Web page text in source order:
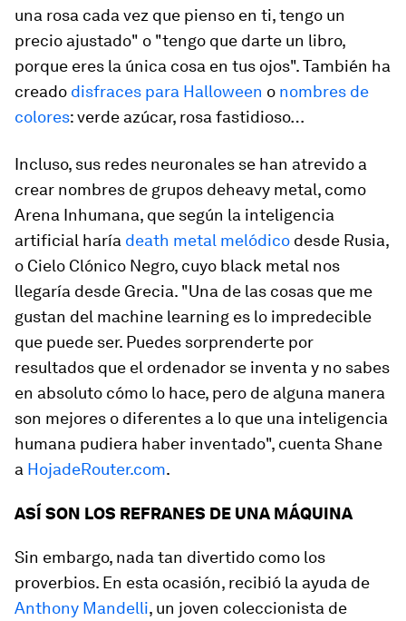
una rosa cada vez que pienso en ti, tengo un
precio ajustado" o "tengo que darte un libro,
porque eres la única cosa en tus ojos". También ha
creado disfraces para Halloween o nombres de
colores: verde azúcar, rosa fastidioso…
Incluso, sus redes neuronales se han atrevido a
crear nombres de grupos deheavy metal, como
Arena Inhumana, que según la inteligencia
artificial haría death metal melódico desde Rusia,
o Cielo Clónico Negro, cuyo black metal nos
llegaría desde Grecia. "Una de las cosas que me
gustan del machine learning es lo impredecible
que puede ser. Puedes sorprenderte por
resultados que el ordenador se inventa y no sabes
en absoluto cómo lo hace, pero de alguna manera
son mejores o diferentes a lo que una inteligencia
humana pudiera haber inventado", cuenta Shane
a HojadeRouter.com.
ASÍ SON LOS REFRANES DE UNA MÁQUINA
Sin embargo, nada tan divertido como los
proverbios. En esta ocasión, recibió la ayuda de
Anthony Mandelli, un joven coleccionista de